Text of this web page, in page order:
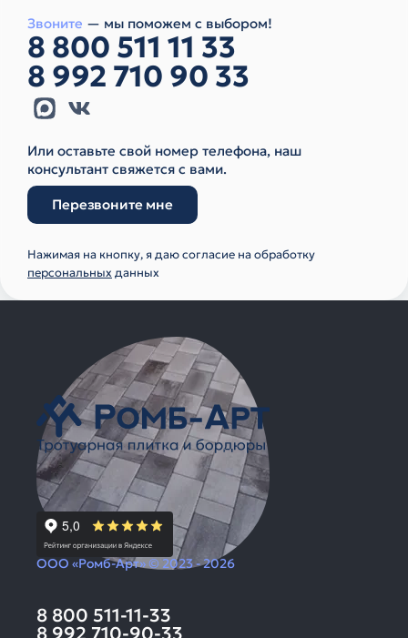
Звоните — мы поможем с выбором!
8 800 511 11 33
8 992 710 90 33
Или оставьте свой номер телефона, наш
консультант свяжется с вами.
Перезвоните мне
Нажимая на кнопку, я даю согласие на обработку
персональныхданных
ООО «Ромб-Арт» © 2023 - 2026
8 800 511-11-33